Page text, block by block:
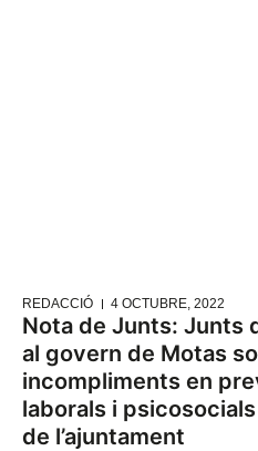
REDACCIÓ 4 OCTUBRE, 2022
Nota de Junts: Junts
al govern de Motas
incompliments en
laborals i
de l’ajuntament